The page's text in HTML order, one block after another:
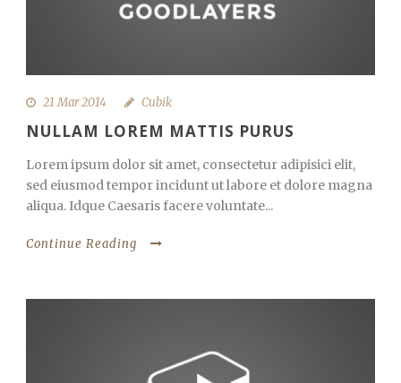
21 Mar 2014 Cubik
NULLAM LOREM MATTIS PURUS
Lorem ipsum dolor sit amet, consectetur adipisici elit,
sed eiusmod tempor incidunt ut labore et dolore magna
aliqua. Idque Caesaris facere voluntate...
Continue Reading